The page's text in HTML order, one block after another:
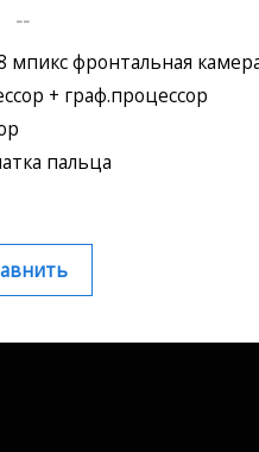
--
мпикс фронтальная
+ граф.процессор
пальца